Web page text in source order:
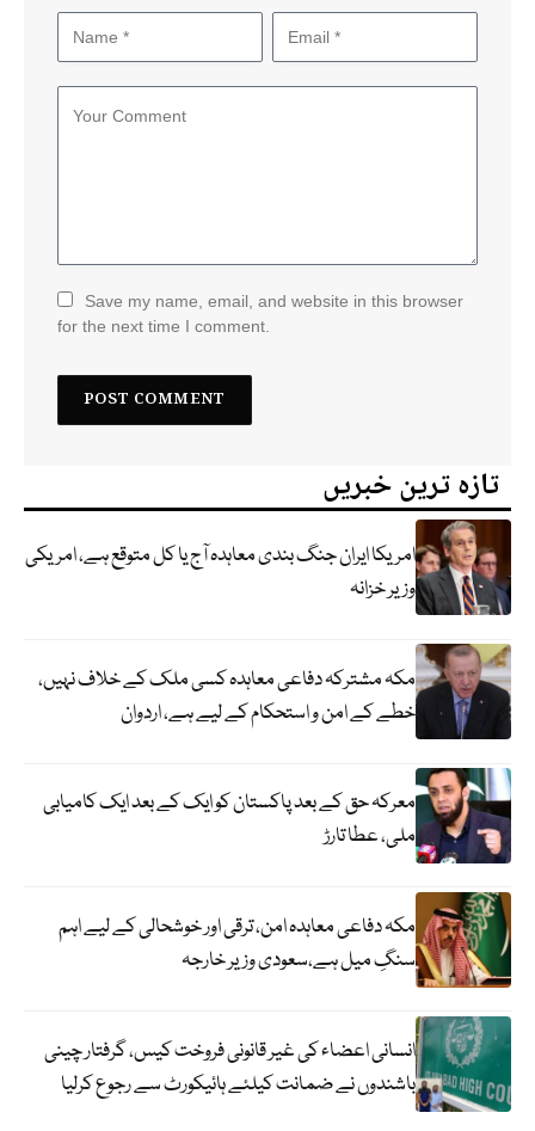
Save my name, email, and website in this browser
for the next time I comment.
تازہ ترین خبریں
امریکا ایران جنگ بندی معاہدہ آج یا کل متوقع ہے، امریکی
وزیر خزانہ
مکہ مشترکہ دفاعی معاہدہ کسی ملک کے خلاف نہیں،
خطے کے امن و استحکام کے لیے ہے، اردوان
معرکہ حق کے بعد پاکستان کو ایک کے بعد ایک کامیابی
ملی، عطا تارڑ
مکہ دفاعی معاہدہ امن، ترقی اور خوشحالی کے لیے اہم
سنگِ میل ہے،سعودی وزیر خارجہ
انسانی اعضاء کی غیر قانونی فروخت کیس، گرفتار چینی
باشندوں نے ضمانت کیلئے ہائیکورٹ سے رجوع کرلیا